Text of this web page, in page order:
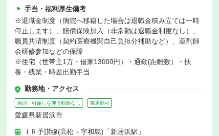
手当・福利厚生備考
※退職金制度（病院へ移籍した場合は退職金積み立ては一時
停止します）、賠償保険加入（非常勤は退職金制度なし）、
職員共済制度（契約医療機関自己負担分補助など）、薬剤師
会研修参加などの保障
※住宅（世帯主1万・借家13000円）・通勤(距離数）・扶
養・残業・時差出勤手当
勤務地・アクセス
原則、引越しを伴う転勤なし 車通勤可
愛媛県新居浜市
ＪＲ予讃線(高松－宇和島)「新居浜駅」